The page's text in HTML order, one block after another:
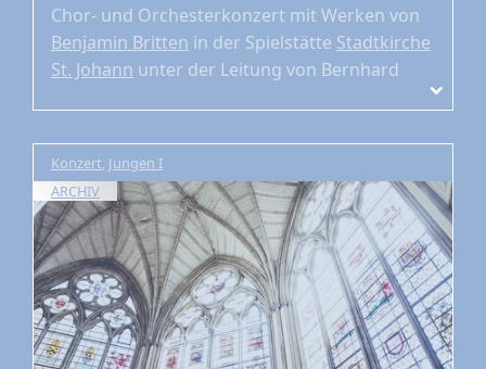
Chor- und Orchesterkonzert mit Werken von
Benjamin Britten in der Spielstätte Stadtkirche
St. Johann unter der Leitung von Bernhard
Konzert, Jungen I
ARCHIV